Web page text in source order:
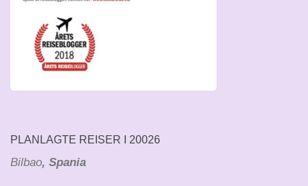
PLANLAGTE REISER I 20026
Bilbao, Spania